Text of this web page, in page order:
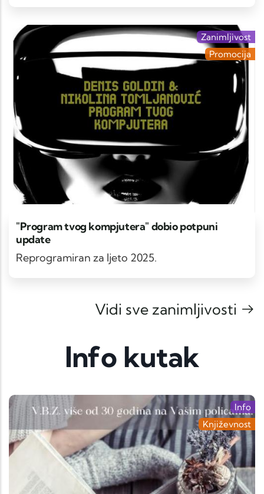
"Program tvog kompjutera" dobio potpuni
update
Reprogramiran za ljeto 2025.
Zanimljivost
Promocija
Vidi sve zanimljivosti
Info kutak
Info
Književnost